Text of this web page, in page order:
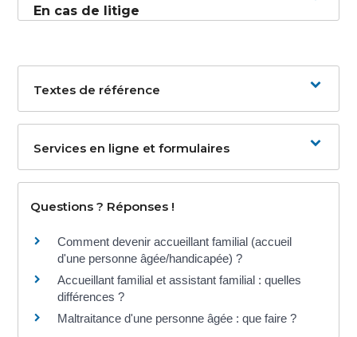
En cas de litige
Textes de référence
Services en ligne et formulaires
Questions ? Réponses !
Comment devenir accueillant familial (accueil
d'une personne âgée/handicapée) ?
Accueillant familial et assistant familial : quelles
différences ?
Maltraitance d'une personne âgée : que faire ?